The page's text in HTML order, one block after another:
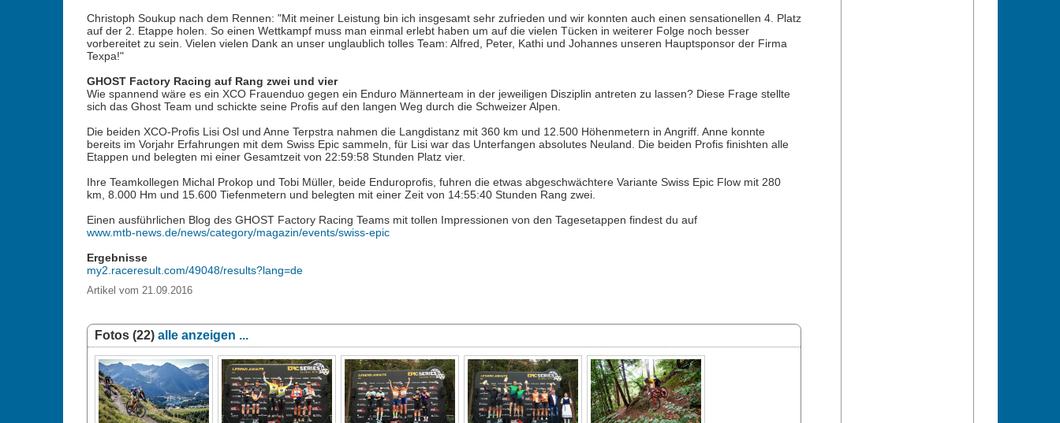
Christoph Soukup nach dem Rennen: "Mit meiner Leistung bin ich insgesamt sehr zufrieden und wir konnten auch einen sensationellen 4. Platz
auf der 2. Etappe holen. So einen Wettkampf muss man einmal erlebt haben um auf die vielen Tücken in weiterer Folge noch besser
vorbereitet zu sein. Vielen vielen Dank an unser unglaublich tolles Team: Alfred, Peter, Kathi und Johannes unseren Hauptsponsor der Firma
Texpa!"
GHOST Factory Racing auf Rang zwei und vier
Wie spannend wäre es ein XCO Frauenduo gegen ein Enduro Männerteam in der jeweiligen Disziplin antreten zu lassen? Diese Frage stellte
sich das Ghost Team und schickte seine Profis auf den langen Weg durch die Schweizer Alpen.
Die beiden XCO-Profis Lisi Osl und Anne Terpstra nahmen die Langdistanz mit 360 km und 12.500 Höhenmetern in Angriff. Anne konnte
bereits im Vorjahr Erfahrungen mit dem Swiss Epic sammeln, für Lisi war das Unterfangen absolutes Neuland. Die beiden Profis finishten alle
Etappen und belegten mi einer Gesamtzeit von 22:59:58 Stunden Platz vier.
Ihre Teamkollegen Michal Prokop und Tobi Müller, beide Enduroprofis, fuhren die etwas abgeschwächtere Variante Swiss Epic Flow mit 280
km, 8.000 Hm und 15.600 Tiefenmetern und belegten mit einer Zeit von 14:55:40 Stunden Rang zwei.
Einen ausführlichen Blog des GHOST Factory Racing Teams mit tollen Impressionen von den Tagesetappen findest du auf
www.mtb-news.de/news/category/magazin/events/swiss-epic
Ergebnisse
my2.raceresult.com/49048/results?lang=de
Artikel vom 21.09.2016
Fotos (22) alle anzeigen ...